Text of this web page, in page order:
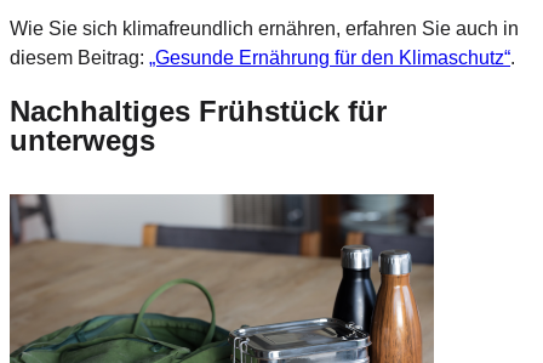
Wie Sie sich klimafreundlich ernähren, erfahren Sie auch in
diesem Beitrag: „Gesunde Ernährung für den Klimaschutz“.
Nachhaltiges Frühstück für
unterwegs